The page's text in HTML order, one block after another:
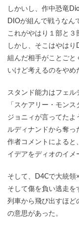
しかいし、作中恐竜
DIOが組んで戦うなん
これがやはり１部と３
しかし、そこはやはり
組んだ相手がことごと
いけど考えるのをやめ
スタンド能力はフェル
「スケアリー・モンス
ジョニィが言ってたよ
ルディナンドから奪っ
作者コメントによると
イデアをディオのイメ
そして、D4Cで大統領
そして傷を負い逃走を
列車から飛び出すほど
の意思があった。